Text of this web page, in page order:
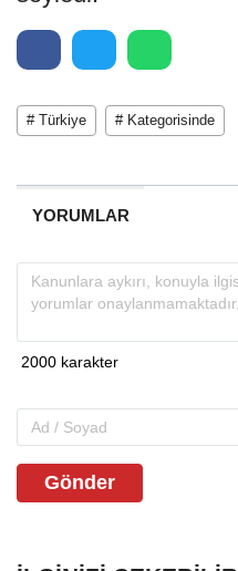
# Türkiye # Kategorisinde
YORUMLAR
Gönder